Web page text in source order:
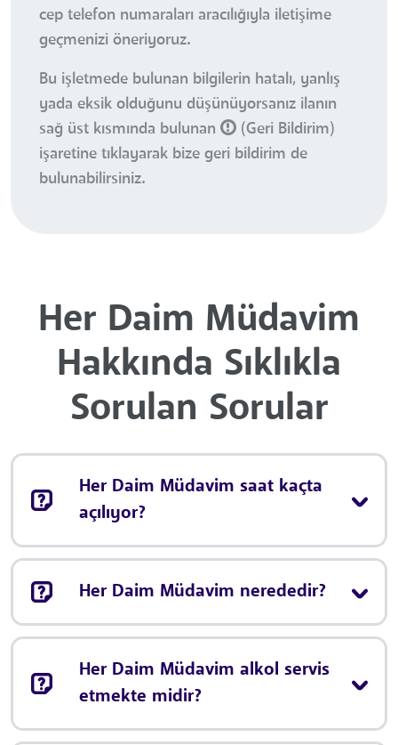
cep telefon numaraları aracılığıyla iletişime
geçmenizi öneriyoruz.
Bu işletmede bulunan bilgilerin hatalı, yanlış
yada eksik olduğunu düşünüyorsanız ilanın
sağ üst kısmında bulunan
(Geri Bildirim)
işaretine tıklayarak bize geri bildirim de
bulunabilirsiniz.
Her Daim Müdavim
Hakkında Sıklıkla
Sorulan Sorular
Her Daim Müdavim saat kaçta
açılıyor?
Her Daim Müdavim nerededir?
Her Daim Müdavim alkol servis
etmekte midir?